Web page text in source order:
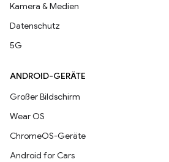
Kamera & Medien
Datenschutz
5G
ANDROID-GERÄTE
Großer Bildschirm
Wear OS
ChromeOS-Geräte
Android for Cars